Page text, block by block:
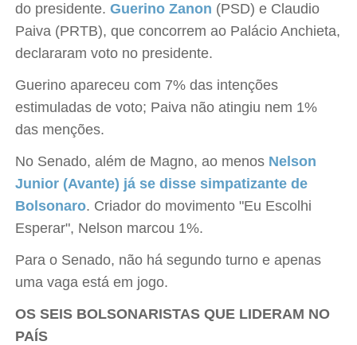
do presidente.Guerino Zanon (PSD) e Claudio
Paiva (PRTB), que concorrem ao Palácio Anchieta,
declararam voto no presidente.
Guerino apareceu com 7% das intenções
estimuladas de voto; Paiva não atingiu nem 1%
das menções.
No Senado, além de Magno, ao menos Nelson
Junior (Avante) já se disse simpatizante de
Bolsonaro. Criador do movimento "Eu Escolhi
Esperar", Nelson marcou 1%.
Para o Senado, não há segundo turno e apenas
uma vaga está em jogo.
OS SEIS BOLSONARISTAS QUE LIDERAM NO
PAÍS